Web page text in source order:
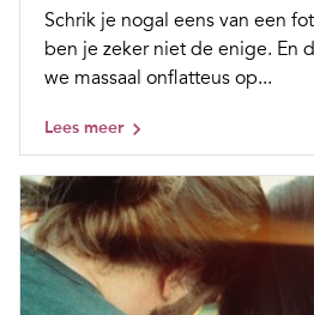
Schrik je nogal eens van een
ben je zeker niet de enige. En
we massaal onflatteus op...
Lees meer